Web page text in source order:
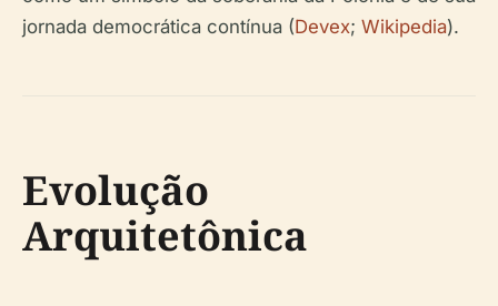
jornada democrática contínua (Devex; Wikipedia).
Evolução
Arquitetônica